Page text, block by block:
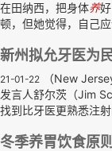
在田纳西，把身体养
顿，但她觉得，自己
新州拟允牙医为
21-01-22 （New
发言人舒尔茨（Jim
找到比牙医更熟悉注
冬季养胃饮食原则